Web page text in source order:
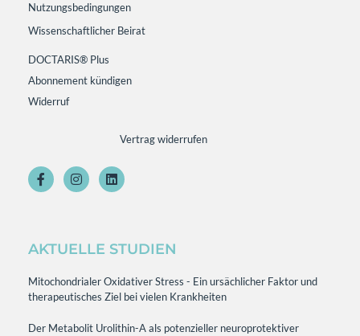
Nutzungsbedingungen
Wissenschaftlicher Beirat
DOCTARIS® Plus
Abonnement kündigen
Widerruf
Vertrag widerrufen
AKTUELLE STUDIEN
Mitochondrialer Oxidativer Stress - Ein ursächlicher Faktor und
therapeutisches Ziel bei vielen Krankheiten
Der Metabolit Urolithin-A als potenzieller neuroprotektiver